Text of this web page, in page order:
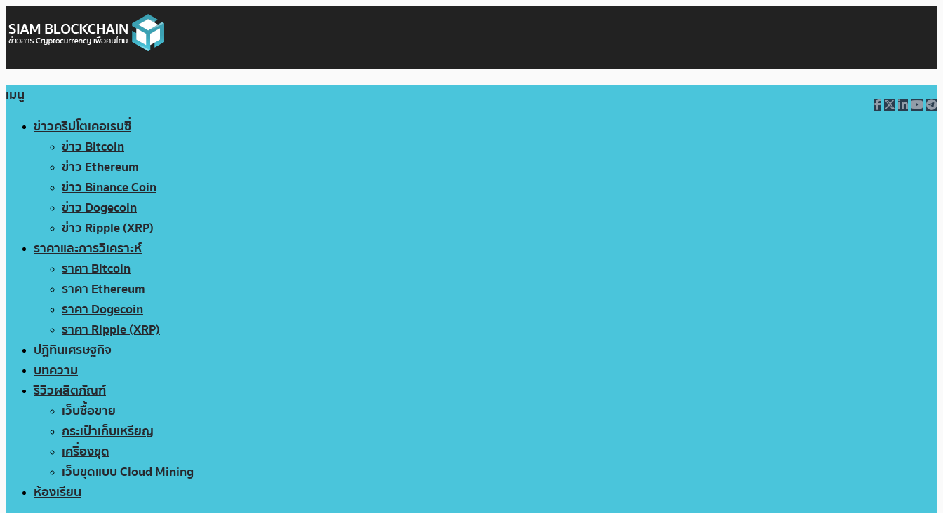
เมนู
ข่าวคริปโตเคอเรนซี่
ข่าว Bitcoin
ข่าว Ethereum
ข่าว Binance Coin
ข่าว Dogecoin
ข่าว Ripple (XRP)
ราคาและการวิเคราะห์
ราคา Bitcoin
ราคา Ethereum
ราคา Dogecoin
ราคา Ripple (XRP)
ปฏิทินเศรษฐกิจ
บทความ
รีวิวผลิตภัณฑ์
เว็บซื้อขาย
กระเป๋าเก็บเหรียญ
เครื่องขุด
เว็บขุดแบบ Cloud Mining
ห้องเรียน